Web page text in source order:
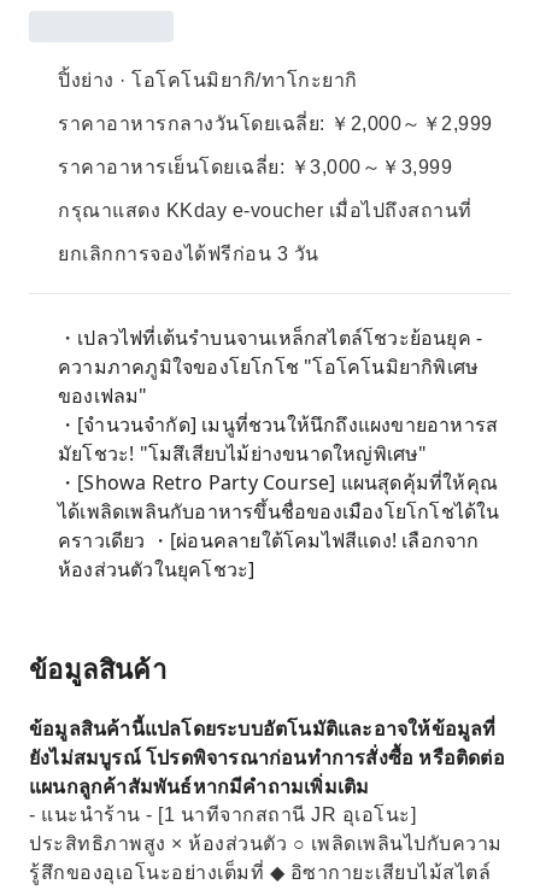
ปิ้งย่าง · โอโคโนมิยากิ/ทาโกะยากิ
ราคาอาหารกลางวันโดยเฉลี่ย: ￥2,000～￥2,999
ราคาอาหารเย็นโดยเฉลี่ย: ￥3,000～￥3,999
กรุณาแสดง KKday e-voucher เมื่อไปถึงสถานที่
ยกเลิกการจองได้ฟรีก่อน 3 วัน
・เปลวไฟที่เต้นรำบนจานเหล็กสไตล์โชวะย้อนยุค -
ความภาคภูมิใจของโยโกโช "โอโคโนมิยากิพิเศษ
ของเฟลม"
・[จำนวนจำกัด] เมนูที่ชวนให้นึกถึงแผงขายอาหารส
มัยโชวะ! "โมสึเสียบไม้ย่างขนาดใหญ่พิเศษ"
・[Showa Retro Party Course] แผนสุดคุ้มที่ให้คุณ
ได้เพลิดเพลินกับอาหารขึ้นชื่อของเมืองโยโกโชได้ใน
คราวเดียว ・[ผ่อนคลายใต้โคมไฟสีแดง! เลือกจาก
ห้องส่วนตัวในยุคโชวะ]
ข้อมูลสินค้า
ข้อมูลสินค้านี้แปลโดยระบบอัตโนมัติและอาจให้ข้อมูลที่
ยังไม่สมบูรณ์ โปรดพิจารณาก่อนทำการสั่งซื้อ หรือติดต่อ
แผนกลูกค้าสัมพันธ์หากมีคำถามเพิ่มเติม
- แนะนำร้าน - [1 นาทีจากสถานี JR อุเอโนะ]
ประสิทธิภาพสูง × ห้องส่วนตัว ○ เพลิดเพลินไปกับความ
รู้สึกของอุเอโนะอย่างเต็มที่ ◆ อิซากายะเสียบไม้สไตล์